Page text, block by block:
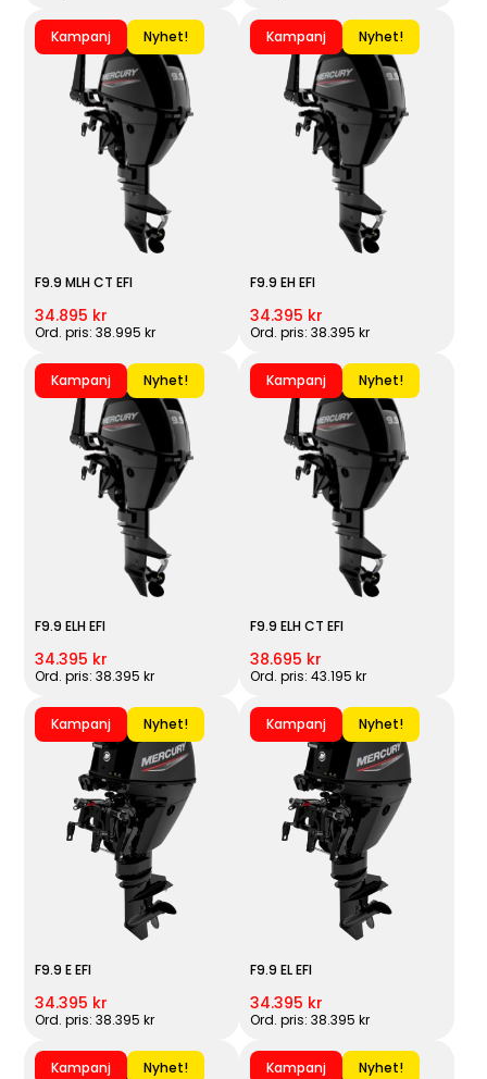
Kampanj Nyhet!
F9.9 MLH CT EFI
34.895 kr
Ord. pris: 38.995 kr
Kampanj Nyhet!
F9.9 EH EFI
34.395 kr
Ord. pris: 38.395 kr
Kampanj Nyhet!
F9.9 ELH EFI
34.395 kr
Ord. pris: 38.395 kr
Kampanj Nyhet!
F9.9 ELH CT EFI
38.695 kr
Ord. pris: 43.195 kr
Kampanj Nyhet!
F9.9 E EFI
34.395 kr
Ord. pris: 38.395 kr
Kampanj Nyhet!
F9.9 EL EFI
34.395 kr
Ord. pris: 38.395 kr
Kampanj Nyhet! Kampanj Nyhet!